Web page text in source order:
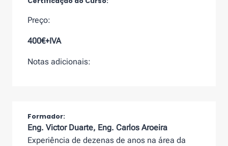
Preço:
400€+IVA
Notas adicionais:
Formador:
Eng. Victor Duarte, Eng. Carlos Aroeira
Experiência de dezenas de anos na área da